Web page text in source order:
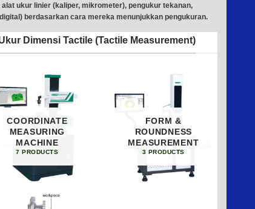
ukur linier (kaliper, mikrometer), pengukur tekanan,
berdasarkan cara mereka menunjukkan pengukuran.
Dimensi Tactile (Tactile Measurement)
COORDINATE
MEASURING
MACHINE
7 PRODUCTS
FORM &
ROUNDNESS
MEASUREMENT
3 PRODUCTS